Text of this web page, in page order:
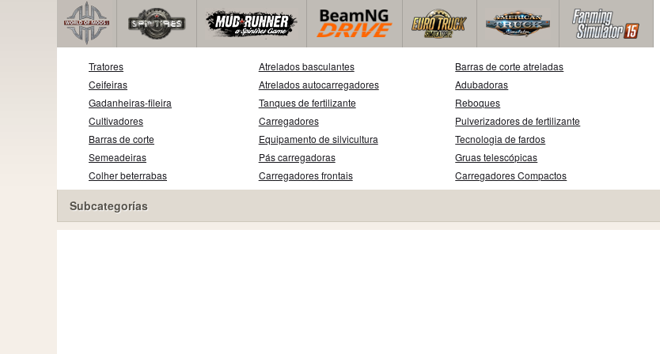
Tratores
Ceifeiras
Gadanheiras-fileira
Cultivadores
Barras de corte
Semeadeiras
Colher beterrabas
Atrelados basculantes
Atrelados autocarregadores
Tanques de fertilizante
Carregadores
Equipamento de silvicultura
Pás carregadoras
Carregadores frontais
Barras de corte atreladas
Adubadoras
Reboques
Pulverizadores de fertilizante
Tecnologia de fardos
Gruas telescópicas
Carregadores Compactos
Subcategorías